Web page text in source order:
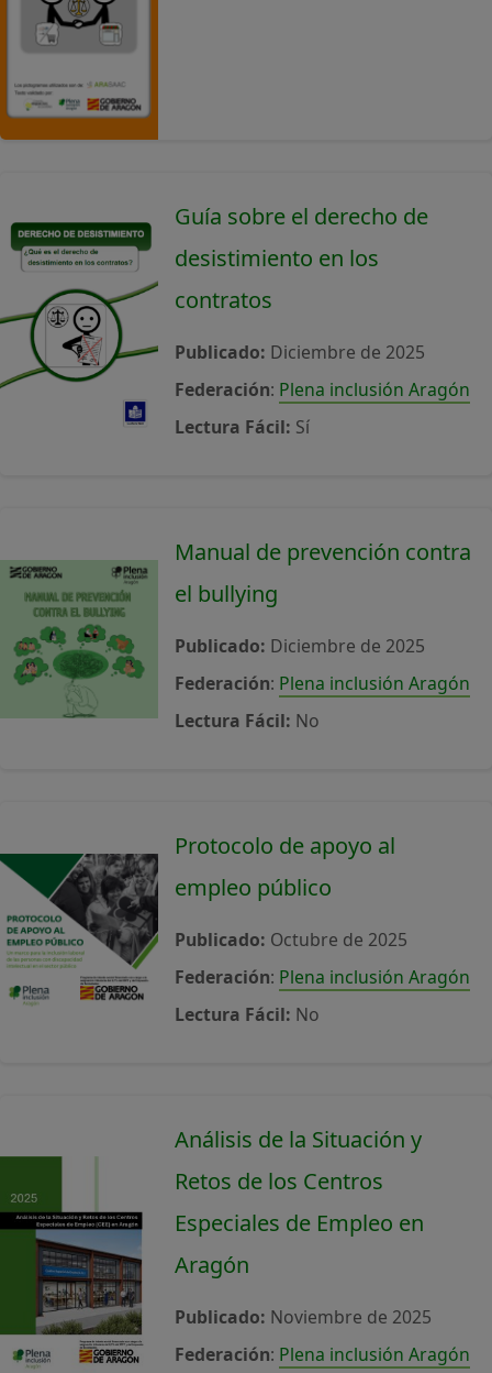
Guía sobre el derecho de
desistimiento en los
contratos
Publicado: Diciembre de 2025
Federación: Plena inclusión Aragón
Lectura Fácil: Sí
Manual de prevención contra
el bullying
Publicado: Diciembre de 2025
Federación: Plena inclusión Aragón
Lectura Fácil: No
Protocolo de apoyo al
empleo público
Publicado: Octubre de 2025
Federación: Plena inclusión Aragón
Lectura Fácil: No
Análisis de la Situación y
Retos de los Centros
Especiales de Empleo en
Aragón
Publicado: Noviembre de 2025
Federación: Plena inclusión Aragón